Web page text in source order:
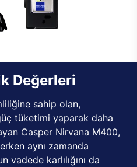
Değerleri
sahip olan,
tüketimi yaparak daha
Casper Nirvana M400,
aynı zamanda
vadede karlılığını da